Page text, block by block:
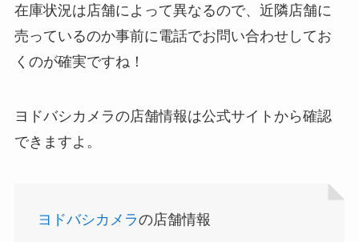
在庫状況は店舗によって異なるので、近隣店舗に
売っているのか事前に電話でお問い合わせしてお
くのが確実ですね！
ヨドバシカメラの店舗情報は公式サイトから確認
できますよ。
ヨドバシカメラの店舗情報